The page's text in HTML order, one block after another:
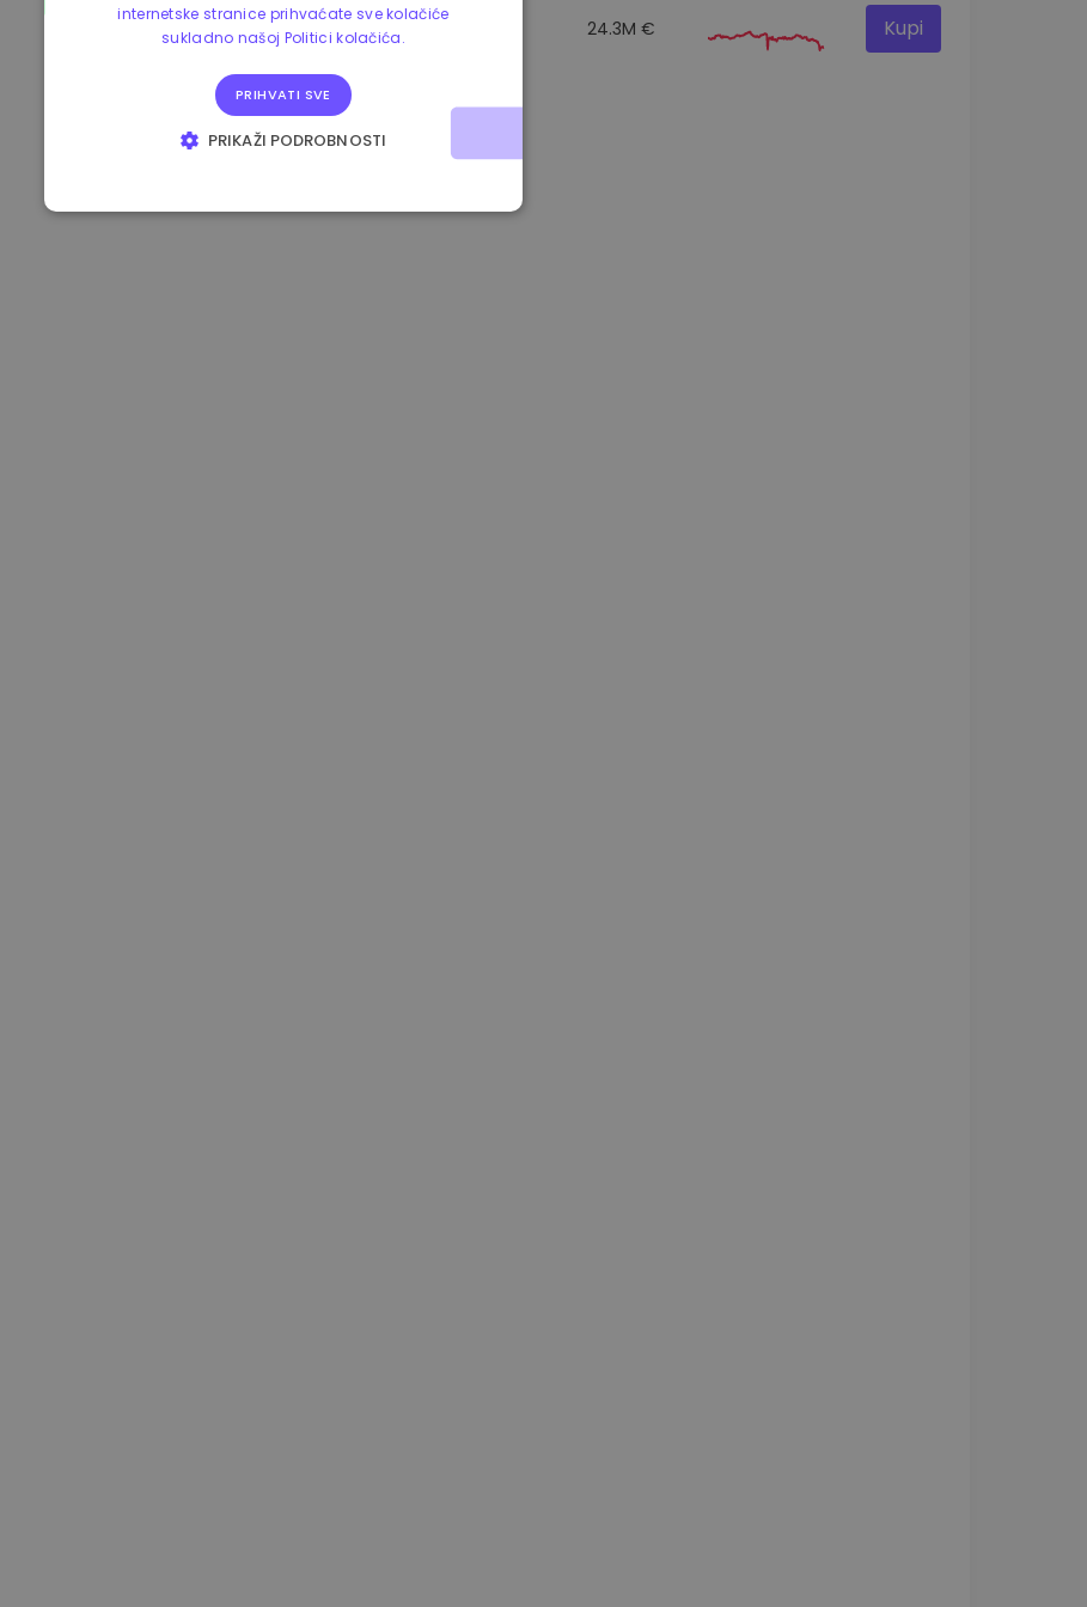
1.160000 € -3.00% 24.3M € Kupi
internetske stranice prihvaćate sve kolačiće
sukladno našoj Politici kolačića.
PRIHVATI SVE
PRIKAŽI PODROBNOSTI